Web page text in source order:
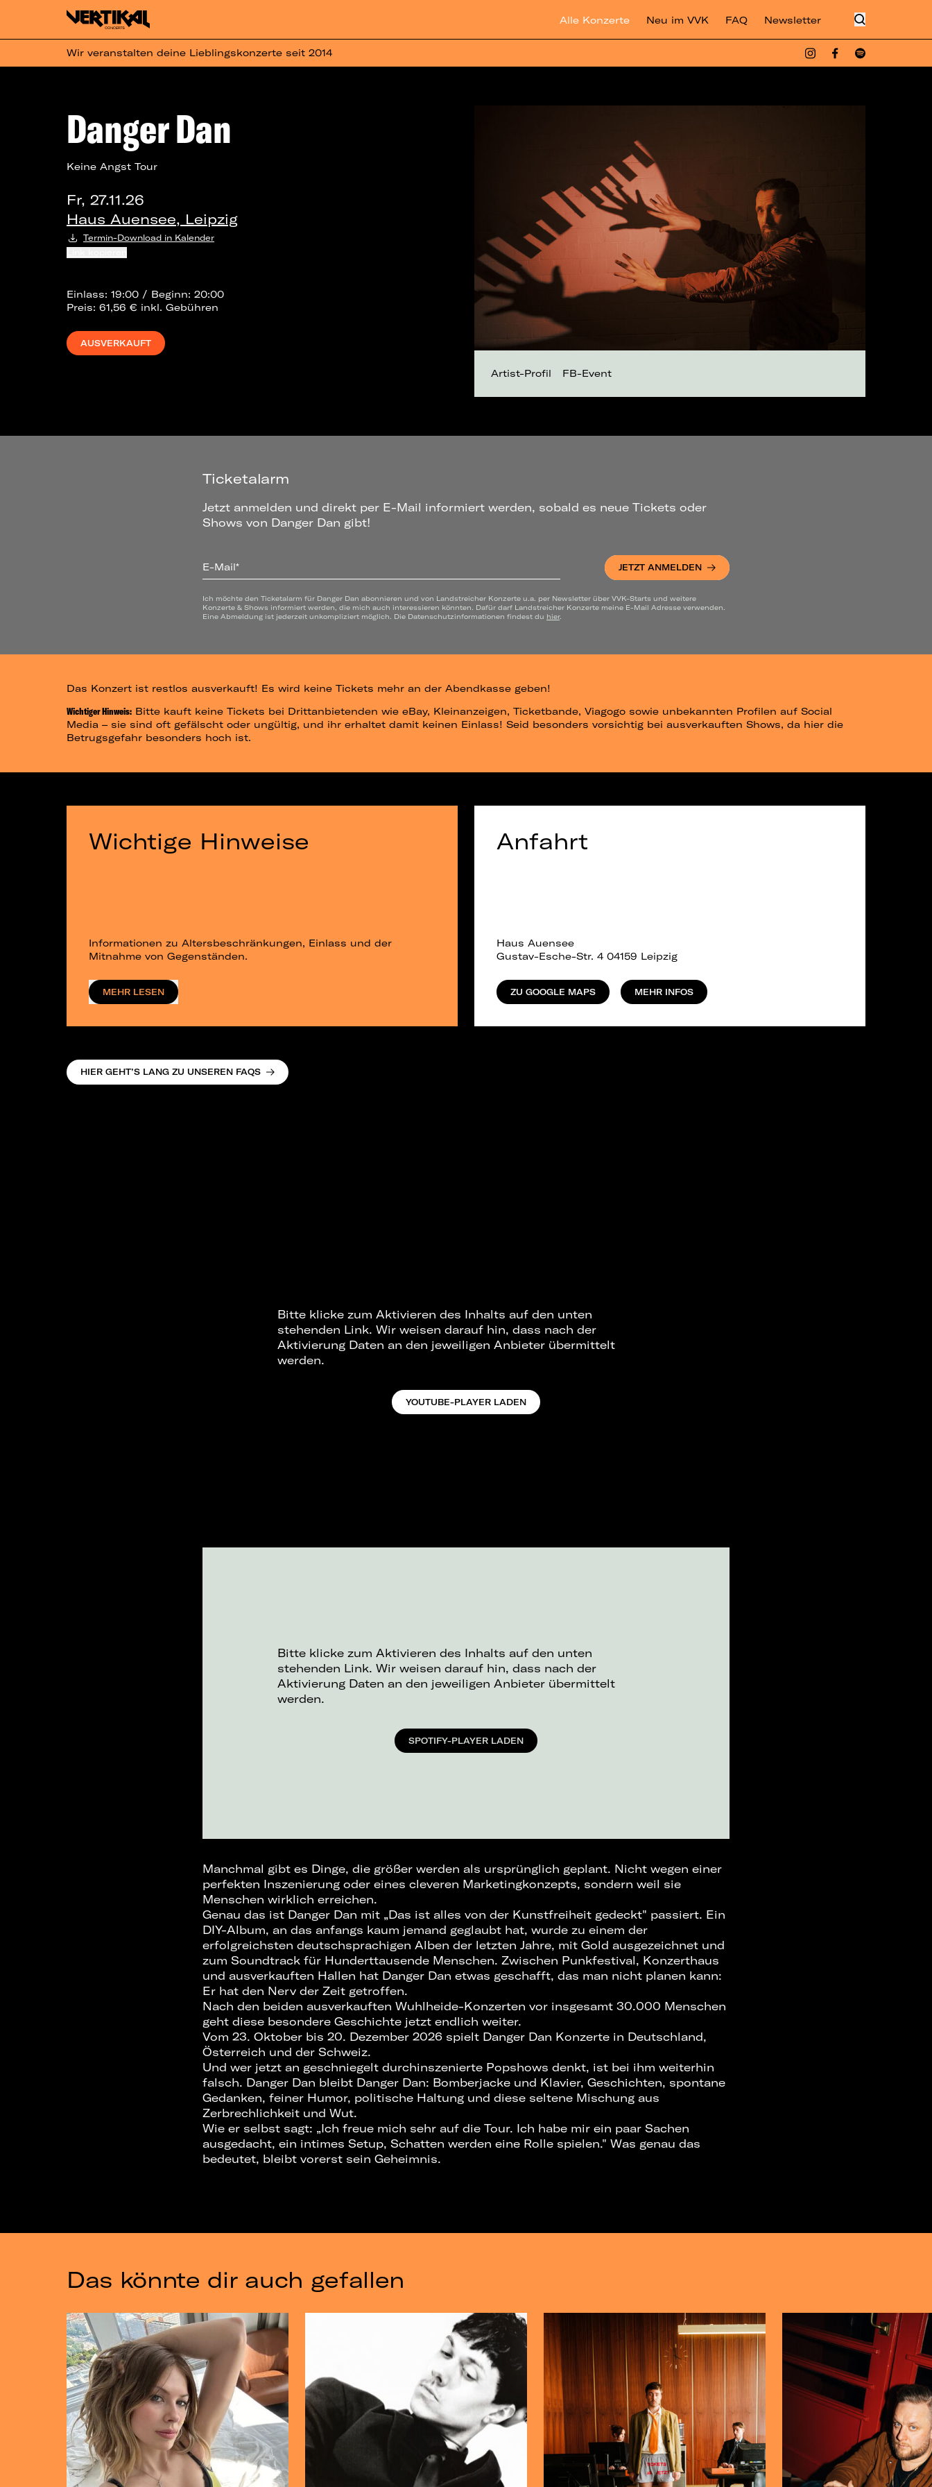
Alle Konzerte Neu im VVK FAQ Newsletter
Wir veranstalten deine Lieblingskonzerte seit 2014
Danger Dan
Keine Angst Tour
Fr, 27.11.26
Haus Auensee, Leipzig
Termin-Download in Kalender
Einlass: 19:00 / Beginn: 20:00
Preis: 61,56 € inkl. Gebühren
AUSVERKAUFT
Artist-Profil FB-Event
Ticketalarm
Jetzt anmelden und direkt per E-Mail informiert werden, sobald es neue Tickets oder
Shows von Danger Dan gibt!
E-Mail* JETZT ANMELDEN
Ich möchte den Ticketalarm für Danger Dan abonnieren und von Landstreicher Konzerte u.a. per Newsletter über VVK-Starts und weitere
Konzerte & Shows informiert werden, die mich auch interessieren könnten. Dafür darf Landstreicher Konzerte meine E-Mail Adresse verwenden.
Eine Abmeldung ist jederzeit unkompliziert möglich. Die Datenschutzinformationen findest du hier.
Das Konzert ist restlos ausverkauft! Es wird keine Tickets mehr an der Abendkasse geben!
Wichtiger Hinweis: Bitte kauft keine Tickets bei Drittanbietenden wie eBay, Kleinanzeigen, Ticketbande, Viagogo sowie unbekannten Profilen auf Social
Media – sie sind oft gefälscht oder ungültig, und ihr erhaltet damit keinen Einlass! Seid besonders vorsichtig bei ausverkauften Shows, da hier die
Betrugsgefahr besonders hoch ist.
Wichtige Hinweise
Informationen zu Altersbeschränkungen, Einlass und der
Mitnahme von Gegenständen.
MEHR LESEN
Anfahrt
Haus Auensee
Gustav-Esche-Str. 4 04159 Leipzig
ZU GOOGLE MAPS MEHR INFOS
HIER GEHT’S LANG ZU UNSEREN FAQS
Bitte klicke zum Aktivieren des Inhalts auf den unten
stehenden Link. Wir weisen darauf hin, dass nach der
Aktivierung Daten an den jeweiligen Anbieter übermittelt
werden.
YOUTUBE-PLAYER LADEN
Bitte klicke zum Aktivieren des Inhalts auf den unten
stehenden Link. Wir weisen darauf hin, dass nach der
Aktivierung Daten an den jeweiligen Anbieter übermittelt
werden.
SPOTIFY-PLAYER LADEN
Manchmal gibt es Dinge, die größer werden als ursprünglich geplant. Nicht wegen einer
perfekten Inszenierung oder eines cleveren Marketingkonzepts, sondern weil sie
Menschen wirklich erreichen.
Genau das ist Danger Dan mit „Das ist alles von der Kunstfreiheit gedeckt" passiert. Ein
DIY-Album, an das anfangs kaum jemand geglaubt hat, wurde zu einem der
erfolgreichsten deutschsprachigen Alben der letzten Jahre, mit Gold ausgezeichnet und
zum Soundtrack für Hunderttausende Menschen. Zwischen Punkfestival, Konzerthaus
und ausverkauften Hallen hat Danger Dan etwas geschafft, das man nicht planen kann:
Er hat den Nerv der Zeit getroffen.
Nach den beiden ausverkauften Wuhlheide-Konzerten vor insgesamt 30.000 Menschen
geht diese besondere Geschichte jetzt endlich weiter.
Vom 23. Oktober bis 20. Dezember 2026 spielt Danger Dan Konzerte in Deutschland,
Österreich und der Schweiz.
Und wer jetzt an geschniegelt durchinszenierte Popshows denkt, ist bei ihm weiterhin
falsch. Danger Dan bleibt Danger Dan: Bomberjacke und Klavier, Geschichten, spontane
Gedanken, feiner Humor, politische Haltung und diese seltene Mischung aus
Zerbrechlichkeit und Wut.
Wie er selbst sagt: „Ich freue mich sehr auf die Tour. Ich habe mir ein paar Sachen
ausgedacht, ein intimes Setup, Schatten werden eine Rolle spielen." Was genau das
bedeutet, bleibt vorerst sein Geheimnis.
Das könnte dir auch gefallen